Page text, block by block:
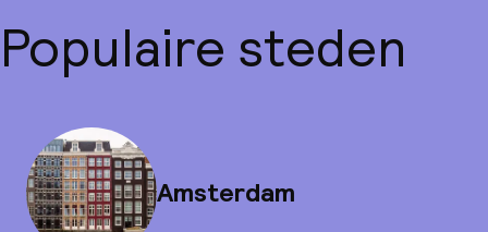
Populaire steden
Amsterdam